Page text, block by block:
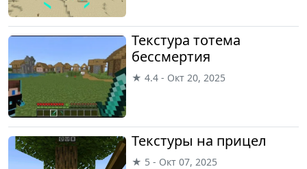
Текстура тотема
бессмертия
★ 4.4 - Окт 20, 2025
Текстуры на прицел
★ 5 - Окт 07, 2025